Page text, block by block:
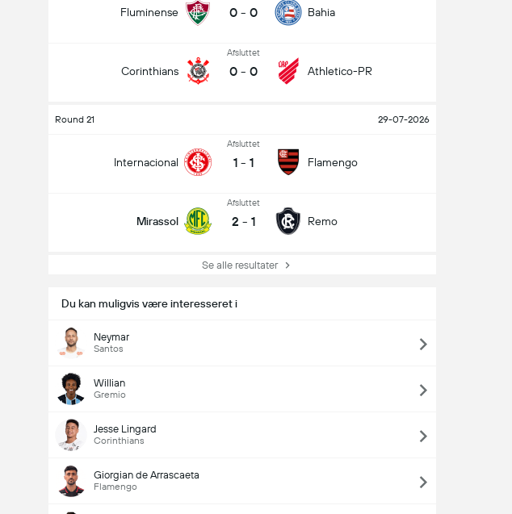
Fluminense 0 - 0 Bahia
Corinthians
Afsluttet
0 - 0 Athletico-PR
Round 21 29-07-2026
Internacional
Afsluttet
1 - 1 Flamengo
Mirassol
Afsluttet
2 - 1 Remo
Se alle resultater
Du kan muligvis være interesseret i
Neymar
Santos
Willian
Gremio
Jesse Lingard
Corinthians
Giorgian de Arrascaeta
Flamengo